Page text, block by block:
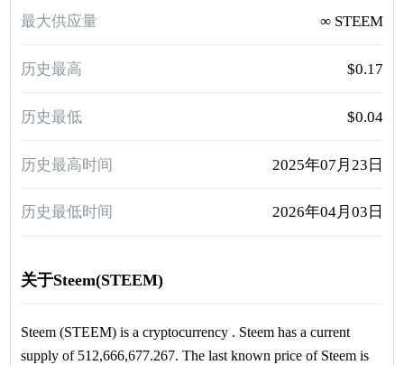
最大供应量 ∞ STEEM
历史最高 $0.17
历史最低 $0.04
历史最高时间 2025年07月23日
历史最低时间 2026年04月03日
关于Steem(STEEM)
Steem (STEEM) is a cryptocurrency . Steem has a current
supply of 512,666,677.267. The last known price of Steem is